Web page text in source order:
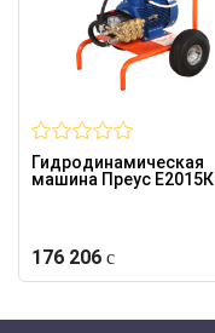
Гидродинамическая
машина Преус Е2015К
176 206